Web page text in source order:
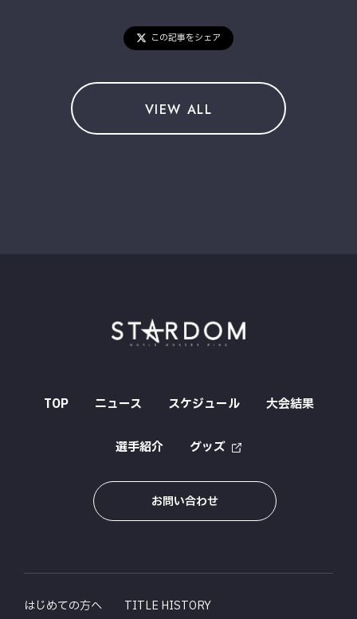
この記事をシェア
VIEW ALL
TOP ニュース スケジュール 大会結果
選手紹介 グッズ
お問い合わせ
はじめての方へ TITLE HISTORY